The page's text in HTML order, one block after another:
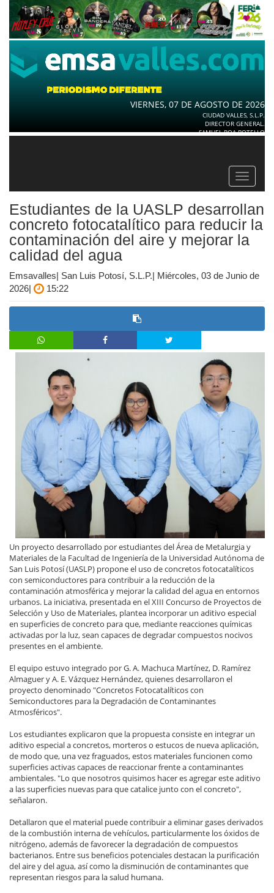
VIERNES, 07 DE AGOSTO DE 2026
CIUDAD VALLES, S.L.P.
DIRECTOR GENERAL.
SAMUEL ROA BOTELLO
Toggle
Estudiantes de la UASLP desarrollan
concreto fotocatalítico para reducir la
contaminación del aire y mejorar la
calidad del agua
Emsavalles| San Luis Potosí, S.L.P.| Miércoles, 03 de Junio de
2026|
15:22
Un proyecto desarrollado por estudiantes del Área de Metalurgia y
Materiales de la Facultad de Ingeniería de la Universidad Autónoma de
San Luis Potosí (UASLP) propone el uso de concretos fotocatalíticos
con semiconductores para contribuir a la reducción de la
contaminación atmosférica y mejorar la calidad del agua en entornos
urbanos. La iniciativa, presentada en el XIII Concurso de Proyectos de
Selección y Uso de Materiales, plantea incorporar un aditivo especial
en superficies de concreto para que, mediante reacciones químicas
activadas por la luz, sean capaces de degradar compuestos nocivos
presentes en el ambiente.
El equipo estuvo integrado por G. A. Machuca Martínez, D. Ramírez
Almaguer y A. E. Vázquez Hernández, quienes desarrollaron el
proyecto denominado "Concretos Fotocatalíticos con
Semiconductores para la Degradación de Contaminantes
Atmosféricos".
Los estudiantes explicaron que la propuesta consiste en integrar un
aditivo especial a concretos, morteros o estucos de nueva aplicación,
de modo que, una vez fraguados, estos materiales funcionen como
superficies activas capaces de reaccionar frente a contaminantes
ambientales. "Lo que nosotros quisimos hacer es agregar este aditivo
a las superficies nuevas para que catalice junto con el concreto",
señalaron.
Detallaron que el material puede contribuir a eliminar gases derivados
de la combustión interna de vehículos, particularmente los óxidos de
nitrógeno, además de favorecer la degradación de compuestos
bacterianos. Entre sus beneficios potenciales destacan la purificación
del aire y del agua, así como la disminución de contaminantes que
representan riesgos para la salud humana.